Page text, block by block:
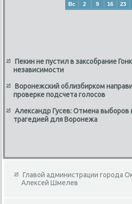
Вс
2 9 16 23
Пекин не пустил в заксобрание
независимости
Воронежский облизбирком
проверке подсчета голосов
Александр Гусев: Отмена выборов
трагедией для Воронежа
Главой администрации города
Алексей Шмелев